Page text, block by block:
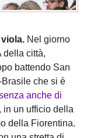
Nel giorno
della città,
battendo San
che si è
anche di
in un ufficio della
della Fiorentina.